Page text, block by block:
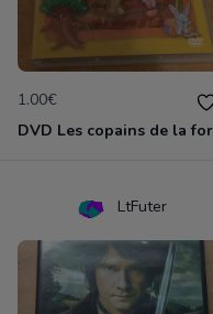
1.00€
LtFuter